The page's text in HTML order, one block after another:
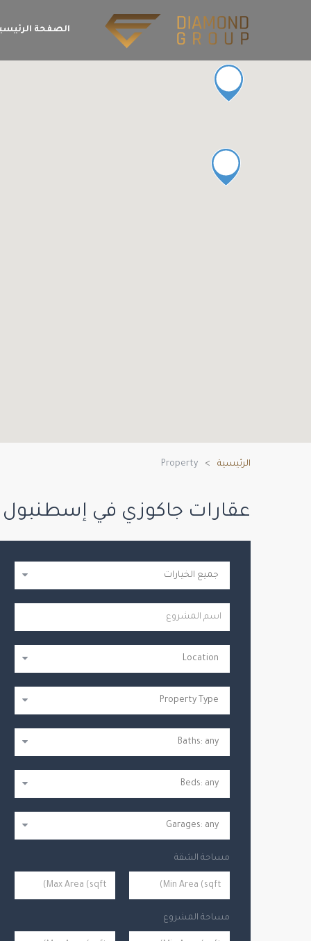
الصفحة
الرئيسية Property
عقارات جاكوزي في إسطنبول
مساحة الشقة
مساحة المشروع